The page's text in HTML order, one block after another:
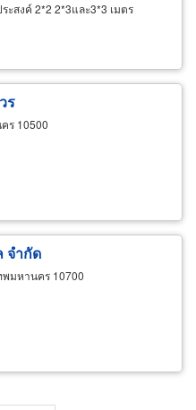
ะสงค์ 2*2 2*3และ3*3 เมตร
ร
ร 10500
จำกัด
พมหานคร 10700